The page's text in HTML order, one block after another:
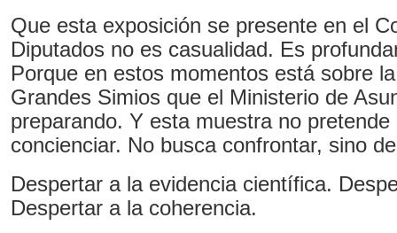
Que esta exposición se presente en el
Diputados no es casualidad. Es
Porque en estos momentos está sobre
Grandes Simios que el Ministerio de
preparando. Y esta muestra no pretende
concienciar. No busca confrontar, sino
Despertar a la evidencia científica.
Despertar a la coherencia.